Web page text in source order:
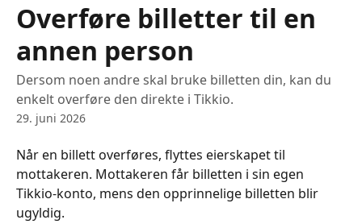
Overføre billetter til en
annen person
Dersom noen andre skal bruke billetten din, kan du
enkelt overføre den direkte i Tikkio.
29. juni 2026
Når en billett overføres, flyttes eierskapet til
mottakeren. Mottakeren får billetten i sin egen
Tikkio-konto, mens den opprinnelige billetten blir
ugyldig.